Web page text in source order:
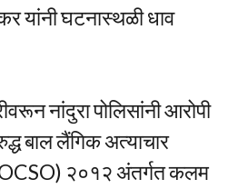
यांनी घटनास्थळी धाव
नांदुरा पोलिसांनी आरोपी
बाल लैंगिक अत्याचार
२०१२ अंतर्गत कलम